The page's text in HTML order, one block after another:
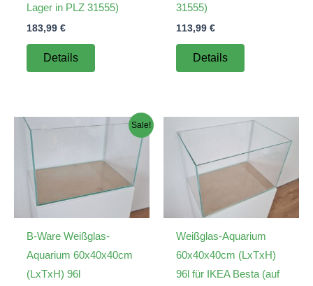
Lager in PLZ 31555)
183,99 €
Details
31555)
113,99 €
Details
Sale!
B-Ware Weißglas-
Aquarium 60x40x40cm
(LxTxH) 96l
Weißglas-Aquarium
60x40x40cm (LxTxH)
96l für IKEA Besta (auf